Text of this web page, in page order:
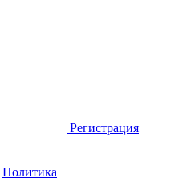
Регистрация
Политика